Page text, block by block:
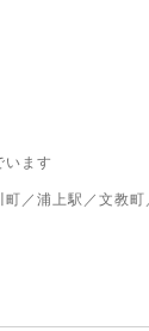
います
／浦上駅／文教